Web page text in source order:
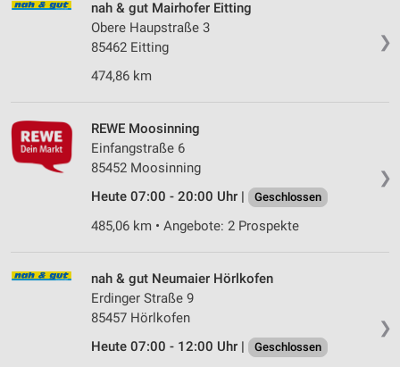
❯
nah & gut Mairhofer Eitting
Obere Haupstraße 3
85462 Eitting
474,86 km
❯
REWE Moosinning
Einfangstraße 6
85452 Moosinning
Heute 07:00 - 20:00 Uhr |
Geschlossen
485,06 km • Angebote: 2 Prospekte
❯
nah & gut Neumaier Hörlkofen
Erdinger Straße 9
85457 Hörlkofen
Heute 07:00 - 12:00 Uhr |
Geschlossen